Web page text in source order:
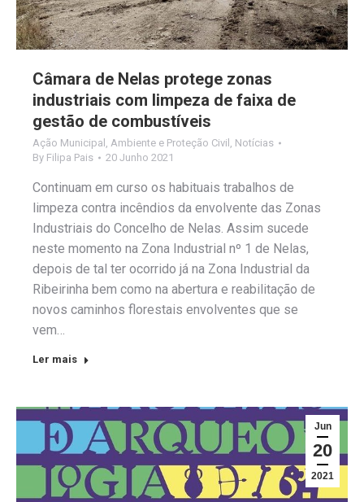
Câmara de Nelas protege zonas
industriais com limpeza de faixa de
gestão de combustíveis
Ação Municipal , Ambiente e Proteção Civil , Notícias
By Filipa Pais 20 Junho 2021
Continuam em curso os habituais trabalhos de
limpeza contra incêndios da envolvente das Zonas
Industriais do Concelho de Nelas. Assim sucede
neste momento na Zona Industrial nº 1 de Nelas,
depois de tal ter ocorrido já na Zona Industrial da
Ribeirinha bem como na abertura e reabilitação de
novos caminhos florestais envolventes que se
vem…
Ler mais
Jun
20
2021